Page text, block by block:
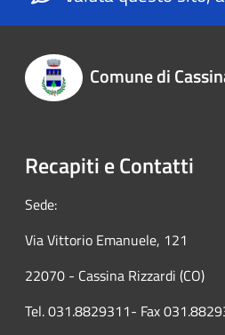
Comune di
Recapiti e Contatti
Sede:
Via Vittorio Emanuele, 121
22070 - Cassina Rizzardi (CO)
Tel. 031.8829311- Fax